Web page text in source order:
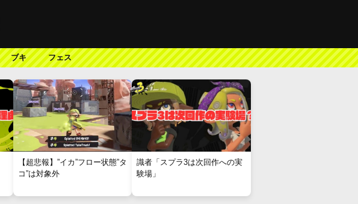
ブキ フェス
【超悲報】”イカ”フロー状態”タ
コ”は対象外
識者「スプラ3は次回作への実
験場」